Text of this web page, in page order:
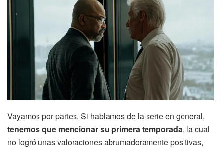
Vayamos por partes. Si hablamos de la serie en general,
tenemos que mencionar su primera temporada, la cual
no logró unas valoraciones abrumadoramente positivas,